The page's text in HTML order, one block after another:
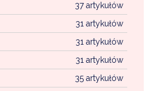
37 artykułów
31 artykułów
31 artykułów
31 artykułów
35 artykułów